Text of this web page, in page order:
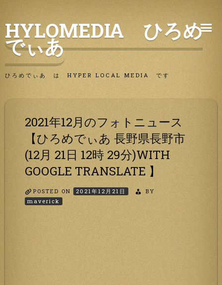
to
content
HYLOMEDIA ひろめ
でぃあ
ひろめでぃあ は HYPER LOCAL MEDIA です
2021年12月のフォトニュース
【ひろめでぃあ 長野県長野市
(12月 21日 12時 29分)WITH
GOOGLE TRANSLATE 】
POSTED ON 2021年12月21日
BY
maverick